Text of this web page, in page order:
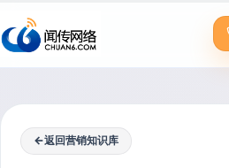
←返回营销知识库